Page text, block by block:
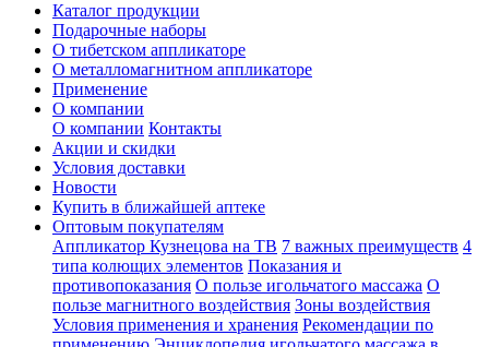
Каталог продукции
Подарочные наборы
О тибетском аппликаторе
О металломагнитном аппликаторе
Применение
О компании
О компании Контакты
Акции и скидки
Условия доставки
Новости
Купить в ближайшей аптеке
Оптовым покупателям
Аппликатор Кузнецова на ТВ 7 важных преимуществ 4
типа колющих элементов Показания и
противопоказания О пользе игольчатого массажа О
пользе магнитного воздействия Зоны воздействия
Условия применения и хранения Рекомендации по